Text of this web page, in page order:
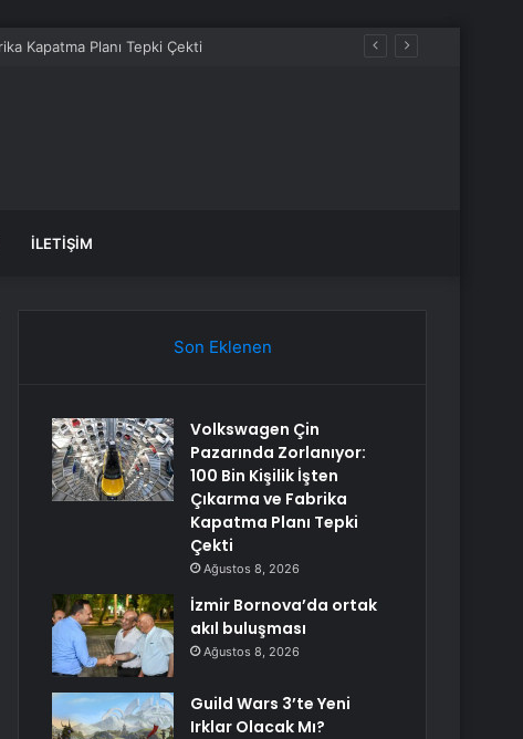
İLETIŞIM
Son Eklenen
Volkswagen Çin
Pazarında Zorlanıyor:
100 Bin Kişilik İşten
Çıkarma ve Fabrika
Kapatma Planı Tepki
Çekti
Ağustos 8, 2026
İzmir Bornova’da ortak
akıl buluşması
Ağustos 8, 2026
Guild Wars 3’te Yeni
Irklar Olacak Mı?